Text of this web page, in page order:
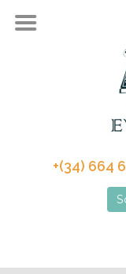
+(34) 664